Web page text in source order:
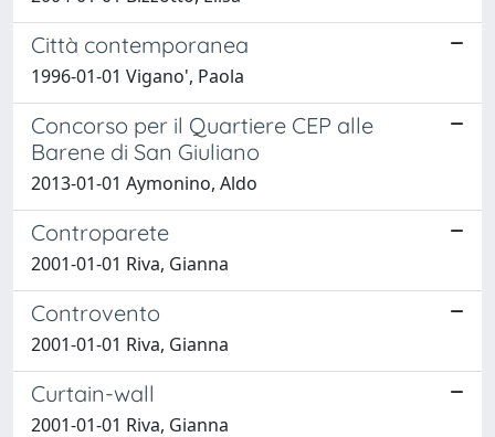
Città contemporanea
1996-01-01 Vigano', Paola
Concorso per il Quartiere CEP alle
Barene di San Giuliano
2013-01-01 Aymonino, Aldo
Controparete
2001-01-01 Riva, Gianna
Controvento
2001-01-01 Riva, Gianna
Curtain-wall
2001-01-01 Riva, Gianna